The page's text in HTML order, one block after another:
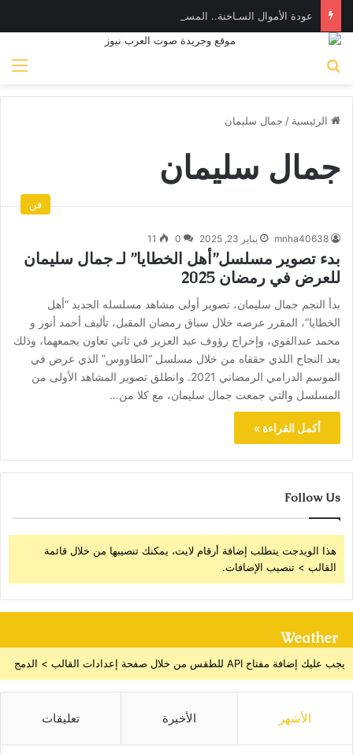
الرئيسية / جمال سليمان
جمال سليمان
فن
mnha40638 يناير 23, 2025 0
11
بدء تصوير مسلسل”أهل الخطايا” لـ جمال سليمان
للعرض في رمضان 2025
بدأ النجم جمال سليمان، تصوير أولى مشاهد مسلسله الجديد “أهل
الخطايا”، المقرر عرضه خلال سباق رمضان المقبل، تأليف أحمد أنور و
محمد عبدالقوي، وإخراج رؤوف عبد العزيز في ثاني تعاون يجمعهما، وذلك
بعد النجاح اللذي حققاه من خلال مسلسل “الطاووس” الذي عرض في
الموسم الدرامي الرمضاني 2021. وانطلق تصوير المشاهد الأولى من
المسلسل والتي جمعت جمال سليمان، مع كلا من…
أكمل القراءة »
Follow Us
هذا الويدجت يتطلب إضافة أرقام لايت، يمكنك تنصيبها من خلال قائمة
القالب > تنصيب الإضافات.
Weather
يجب عليك إضافة مفتاح API للطقس من خلال صفحة إعدادات القالب > الدمج
الأشهر الأخيرة تعليقات